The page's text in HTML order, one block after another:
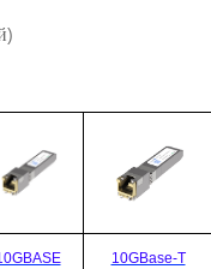
10GBase-T